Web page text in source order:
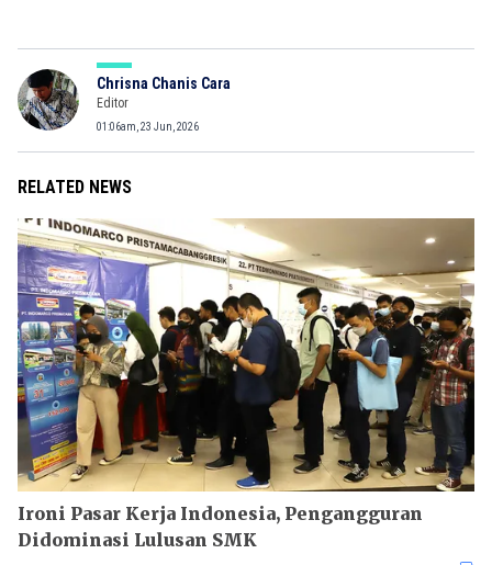
Chrisna Chanis Cara
Editor
01:06am, 23 Jun, 2026
RELATED NEWS
Ironi Pasar Kerja Indonesia, Pengangguran
Didominasi Lulusan SMK